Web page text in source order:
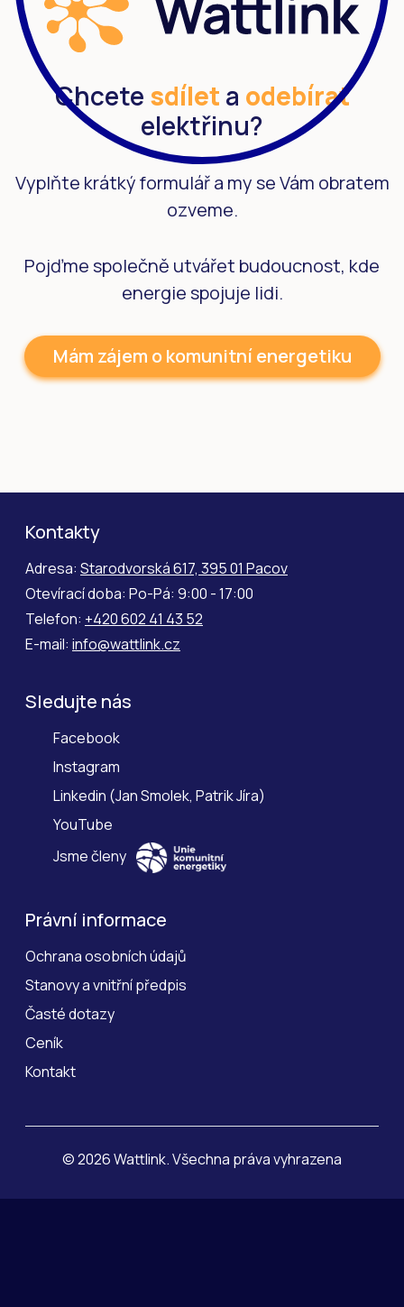
Chcete sdílet a odebírat
elektřinu?
Vyplňte krátký formulář a my se Vám obratem
ozveme.
Pojďme společně utvářet budoucnost, kde
energie spojuje lidi.
Mám zájem o komunitní energetiku
Kontakty
Adresa: Starodvorská 617, 395 01 Pacov
Otevírací doba: Po-Pá: 9:00 - 17:00
Telefon: +420 602 41 43 52
E-mail: info@wattlink.cz
Sledujte nás
Facebook
Instagram
Linkedin (Jan Smolek, Patrik Jíra)
YouTube
Jsme členy
Právní informace
Ochrana osobních údajů
Stanovy a vnitřní předpis
Časté dotazy
Ceník
Kontakt
© 2026 Wattlink. Všechna práva vyhrazena